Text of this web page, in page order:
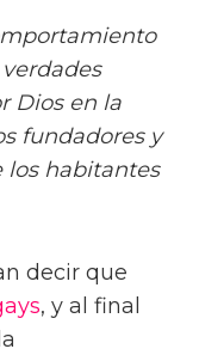
Dios en la
fundadores y
los habitantes
decir que
, y al final